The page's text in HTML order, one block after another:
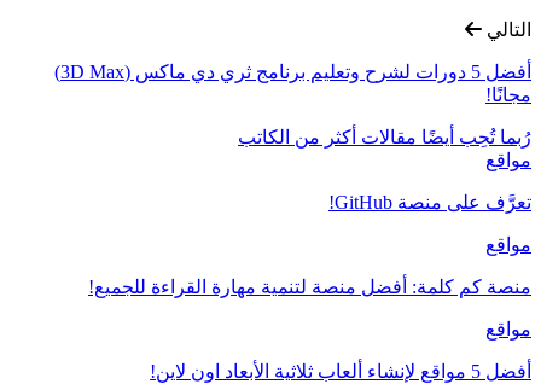
التالي
أفضل 5 دورات لشرح وتعليم برنامج ثري دي ماكس (3D Max)
مجانًا!
رُبما تُحِب أيضًا مقالات أكثر من الكاتب
مواقع
تعرَّف على منصة GitHub!
مواقع
منصة كم كلمة: أفضل منصة لتنمية مهارة القراءة للجميع!
مواقع
أفضل 5 مواقع لإنشاء ألعاب ثلاثية الأبعاد اون لاين!